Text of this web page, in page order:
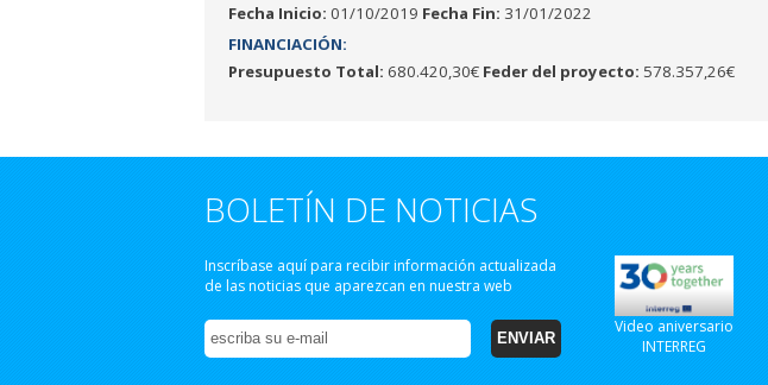
Fecha Inicio: 01/10/2019 Fecha Fin: 31/01/2022
FINANCIACIÓN:
Presupuesto Total: 680.420,30€ Feder del proyecto: 578.357,26€
BOLETÍN DE NOTICIAS
Inscríbase aquí para recibir información actualizada
de las noticias que aparezcan en nuestra web
Video aniversario
INTERREG